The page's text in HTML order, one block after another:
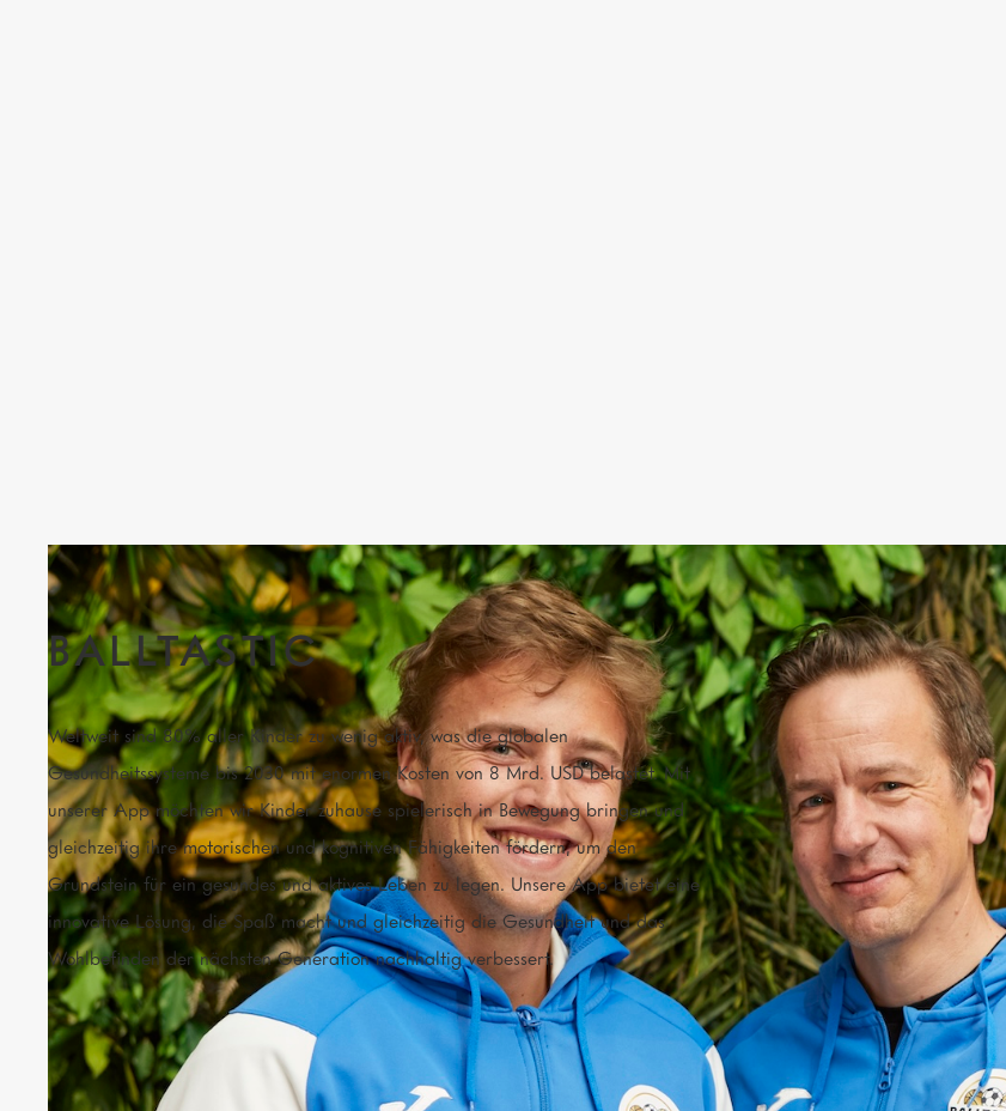
BALLTASTIC
Weltweit sind 80% aller Kinder zu wenig aktiv, was die globalen
Gesundheitssysteme bis 2030 mit enormen Kosten von 8 Mrd. USD belastet. Mit
unserer App möchten wir Kinder zuhause spielerisch in Bewegung bringen und
gleichzeitig ihre motorischen und kognitiven Fähigkeiten fördern, um den
Grundstein für ein gesundes und aktives Leben zu legen. Unsere App bietet eine
innovative Lösung, die Spaß macht und gleichzeitig die Gesundheit und das
Wohlbefinden der nächsten Generation nachhaltig verbessert.
GRÜNDER:INNEN
Lukas Sepp, Martin
ORT
Unterthingau (
BATCH
Batch 11
SDGS
Gesundheit